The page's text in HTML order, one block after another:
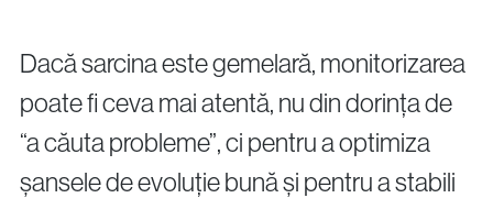
Dacă sarcina este gemelară, monitorizarea
poate fi ceva mai atentă, nu din dorința de
“a căuta probleme”, ci pentru a optimiza
șansele de evoluție bună și pentru a stabili